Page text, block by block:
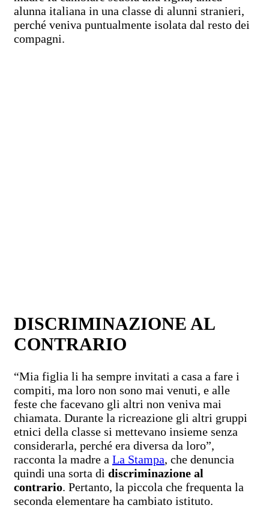
alunna italiana in una classe di alunni stranieri,
perché veniva puntualmente isolata dal resto dei
compagni.
DISCRIMINAZIONE AL
CONTRARIO
“Mia figlia li ha sempre invitati a casa a fare i
compiti, ma loro non sono mai venuti, e alle
feste che facevano gli altri non veniva mai
chiamata. Durante la ricreazione gli altri gruppi
etnici della classe si mettevano insieme senza
considerarla, perché era diversa da loro”,
racconta la madre a La Stampa, che denuncia
quindi una sorta di discriminazione al
contrario. Pertanto, la piccola che frequenta la
seconda elementare ha cambiato istituto.